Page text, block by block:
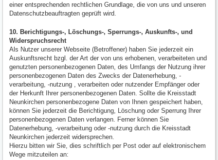
einer entsprechenden rechtlichen Grundlage, die von uns und unseren
Datenschutzbeauftragten geprüft wird.
10. Berichtigungs-, Löschungs-, Sperrungs-, Auskunfts-, und
Widerspruchsrecht
Als Nutzer unserer Webseite (Betroffener) haben Sie jederzeit ein
Auskunftsrecht bzgl. der Art der von uns erhobenen, verarbeiteten und
genutzten personenbezogenen Daten, des Umfangs der Nutzung ihrer
personenbezogenen Daten des Zwecks der Datenerhebung, -
verarbeitung, -nutzung , verarbeiten oder nutzender Empfänger oder
der Herkunft Ihrer personenbezogenen Daten. Sollte die Kreisstadt
Neunkirchen personenbezogene Daten von Ihnen gespeichert haben,
können Sie jederzeit die Berichtigung, Löschung oder Sperrung Ihrer
personenbezogenen Daten verlangen. Ferner können Sie
Datenerhebung, -verarbeitung oder -nutzung durch die Kreisstadt
Neunkirchen jederzeit widersprechen.
Hierzu bitten wir Sie, dies schriftlich per Post oder auf elektronischem
Wege mitzuteilen an: